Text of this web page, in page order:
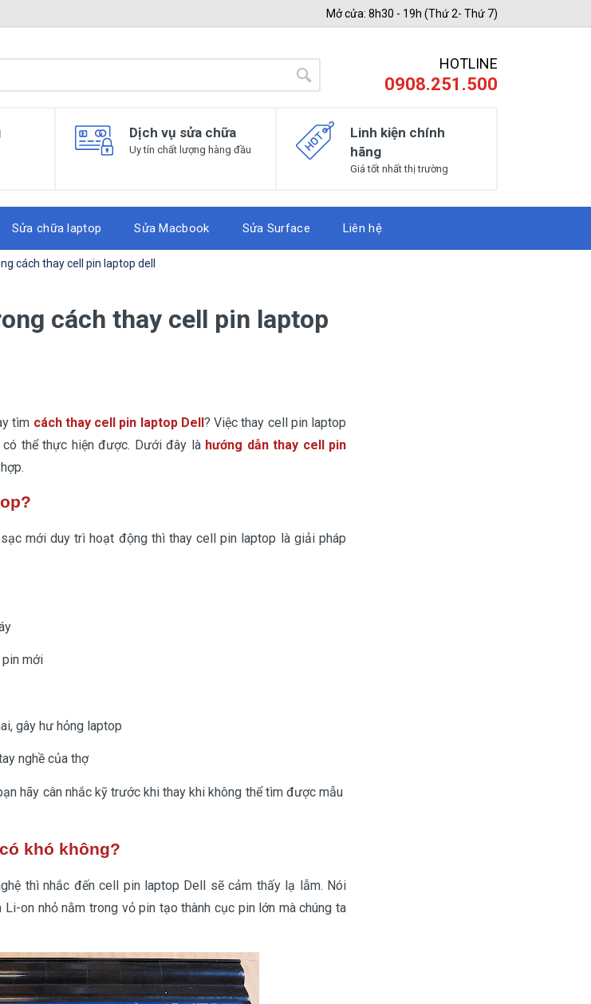
Mở cửa: 8h30 - 19h (Thứ 2- Thứ 7)
HOTLINE
0908.251.500
Dịch vụ sửa chữa
Uy tín chất lượng hàng đầu
Linh kiện chính
hãng
Giá tốt nhất thị trường
Sửa chữa laptop Sửa Macbook Sửa Surface Liên hệ
cách thay cell pin laptop dell
cách thay cell pin laptop
tìm cách thay cell pin laptop Dell? Việc thay cell pin laptop
thể thực hiện được. Dưới đây là hướng dẫnthay cell pin
mới duy trì hoạt động thì thay cell pin laptop là giải pháp
mới
gây hư hỏng laptop
nghề của thợ
hãy cân nhắc kỹ trước khi thay khi không thể tìm được mẫu
khó không?
thì nhắc đến cell pin laptop Dell sẽ cảm thấy lạ lẫm. Nói
on nhỏ nằm trong vỏ pin tạo thành cục pin lớn mà chúng ta